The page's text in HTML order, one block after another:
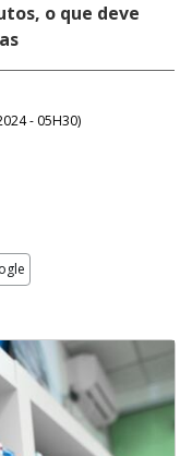
o que deve
- 05H30)